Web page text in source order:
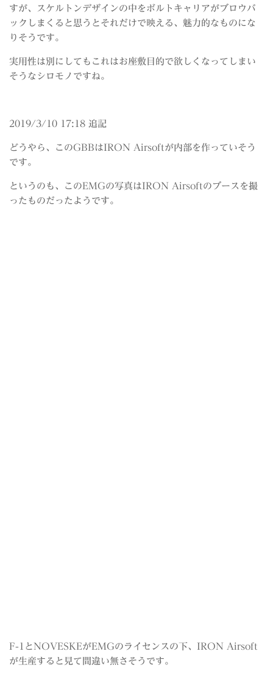
すが、スケルトンデザインの中をボルトキャリアがブロウバ
ックしまくると思うとそれだけで映える、魅力的なものにな
りそうです。
実用性は別にしてもこれはお座敷目的で欲しくなってしまい
そうなシロモノですね。
2019/3/10 17:18 追記
どうやら、このGBBはIRON Airsoftが内部を作っていそう
です。
というのも、このEMGの写真はIRON Airsoftのブースを撮
ったものだったようです。
F-1とNOVESKEがEMGのライセンスの下、IRON Airsoft
が生産すると見て間違い無さそうです。